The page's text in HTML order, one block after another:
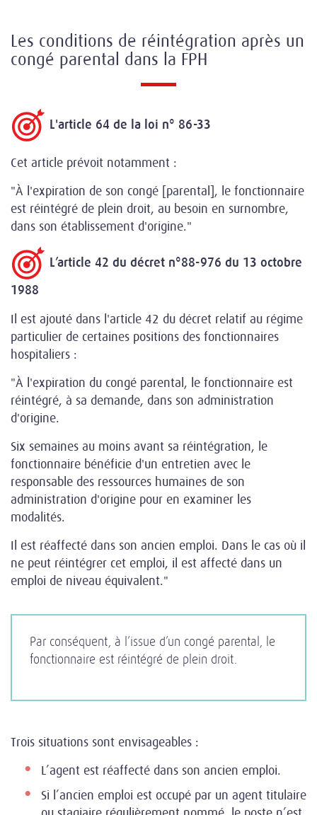
Les conditions de réintégration après un
congé parental dans la FPH
L'article 64 de la loi n° 86-33
Cet article prévoit notamment :
"À l'expiration de son congé [parental], le fonctionnaire
est réintégré de plein droit, au besoin en surnombre,
dans son établissement d'origine."
L’article 42 du décret n°88-976 du 13 octobre
1988
Il est ajouté dans l'article 42 du décret relatif au régime
particulier de certaines positions des fonctionnaires
hospitaliers :
"À l'expiration du congé parental, le fonctionnaire est
réintégré, à sa demande, dans son administration
d'origine.
Six semaines au moins avant sa réintégration, le
fonctionnaire bénéficie d'un entretien avec le
responsable des ressources humaines de son
administration d'origine pour en examiner les
modalités.
Il est réaffecté dans son ancien emploi. Dans le cas où il
ne peut réintégrer cet emploi, il est affecté dans un
emploi de niveau équivalent."
Par conséquent, à l’issue d’un congé parental, le
fonctionnaire est réintégré de plein droit.
Trois situations sont envisageables :
L’agent est réaffecté dans son ancien emploi.
Si l’ancien emploi est occupé par un agent titulaire